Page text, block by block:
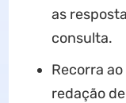
as
consulta.
Recorra
redação